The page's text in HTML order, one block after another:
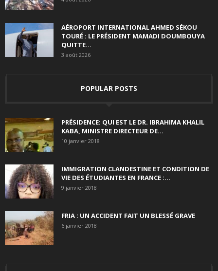
AÉROPORT INTERNATIONAL AHMED SÉKOU
TOURÉ : LE PRÉSIDENT MAMADI DOUMBOUYA
QUITTE...
3 août 2026
POPULAR POSTS
PRÉSIDENCE: QUI EST LE DR. IBRAHIMA KHALIL
KABA, MINISTRE DIRECTEUR DE...
10 janvier 2018
IMMIGRATION CLANDESTINE ET CONDITION DE
VIE DES ÉTUDIANTES EN FRANCE :...
9 janvier 2018
FRIA : UN ACCIDENT FAIT UN BLESSÉ GRAVE
6 janvier 2018